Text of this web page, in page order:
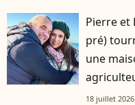
Pierre et
pré)
une
18 juillet 2026